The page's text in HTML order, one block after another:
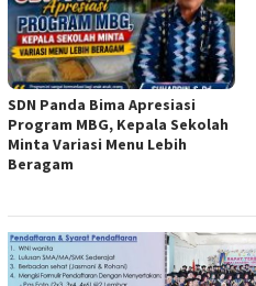
SDN Panda Bima Apresiasi
Program MBG, Kepala Sekolah
Minta Variasi Menu Lebih
Beragam